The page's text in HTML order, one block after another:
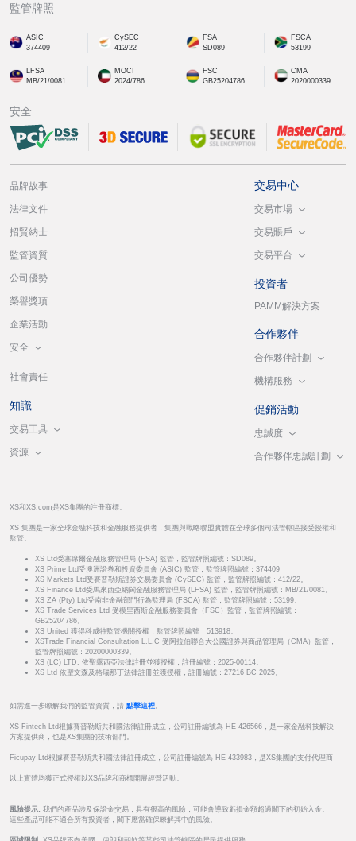
監管牌照
ASIC
374409
CySEC
412/22
FSA
SD089
FSCA
53199
LFSA
MB/21/0081
MOCI
2024/786
FSC
GB25204786
CMA
2020000339
安全
品牌故事
法律文件
招賢納士
監管資質
公司優勢
榮譽獎項
企業活動
安全
社會責任
知識
交易工具
資源
交易中心
交易市場
交易賬戶
交易平台
投資者
PAMM解決方案
合作夥伴
合作夥伴計劃
機構服務
促銷活動
忠誠度
合作夥伴忠誠計劃
XS和XS.com是XS集團的注冊商標。
XS 集團是一家全球金融科技和金融服務提供者，集團與戰略聯盟實體在全球多個司法管轄區接受授權和
監管。
XS Ltd受塞席爾金融服務管理局 (FSA) 監管，監管牌照編號：SD089。
XS Prime Ltd受澳洲證券和投資委員會 (ASIC) 監管，監管牌照編號：374409
XS Markets Ltd受賽普勒斯證券交易委員會 (CySEC) 監管，監管牌照編號：412/22。
XS Finance Ltd受馬來西亞納閩金融服務管理局 (LFSA) 監管，監管牌照編號：MB/21/0081。
XS ZA (Pty) Ltd受南非金融部門行為監理局 (FSCA) 監管，監管牌照編號：53199。
XS Trade Services Ltd 受模里西斯金融服務委員會（FSC）監管，監管牌照編號：
GB25204786。
XS United 獲得科威特監管機關授權，監管牌照編號：513918。
XSTrade Financial Consultation L.L.C 受阿拉伯聯合大公國證券與商品管理局（CMA）監管，
監管牌照編號：20200000339。
XS (LC) LTD. 依聖露西亞法律註冊並獲授權，註冊編號：2025-00114。
XS Ltd 依聖文森及格瑞那丁法律註冊並獲授權，註冊編號：27216 BC 2025。
如需進一步瞭解我們的監管資質，請 點擊這裡。
XS Fintech Ltd根據賽普勒斯共和國法律註冊成立，公司註冊編號為 HE 426566，是一家金融科技解決
方案提供商，也是XS集團的技術部門。
Ficupay Ltd根據賽普勒斯共和國法律註冊成立，公司註冊編號為 HE 433983，是XS集團的支付代理商
以上實體均獲正式授權以XS品牌和商標開展經營活動。
風險提示: 我們的產品涉及保證金交易，具有很高的風險，可能會導致虧損金額超過閣下的初始入金。
這些產品可能不適合所有投資者，閣下應當確保瞭解其中的風險。